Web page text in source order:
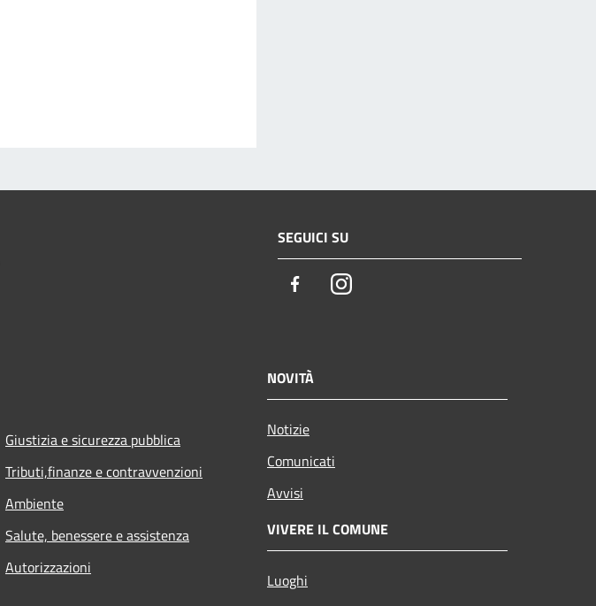
SEGUICI SU
FacebookInstagram
Giustizia e sicurezza pubblica
Tributi,finanze e contravvenzioni
Ambiente
Salute, benessere e assistenza
Autorizzazioni
NOVITÀ
Notizie
Comunicati
Avvisi
VIVERE IL COMUNE
Luoghi